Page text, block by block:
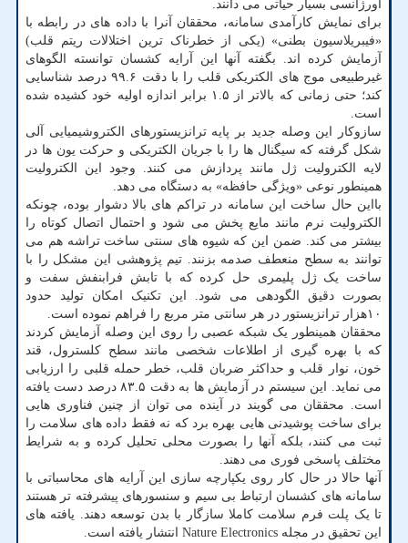
اورژانسی بسیار حیاتی می دانند.
برای نمایش کارآمدی سامانه، محققان آنرا با داده های در رابطه با
«فیبریلاسیون بطنی» (یکی از خطرناک ترین اختلالات ریتم قلب)
آزمایش کرده اند. بگفته آنها این آرایه کشسان توانسته الگوهای
غیرطبیعی موج های الکتریکی قلب را با دقت ۹۹.۶ درصد شناسایی
کند؛ حتی زمانی که بالاتر از ۱.۵ برابر اندازه اولیه خود کشیده شده
است.
سازوکار این وصله جدید بر پایه ترانزیستورهای الکتروشیمیایی آلی
شکل گرفته که سیگنال ها را با جریان الکتریکی و حرکت یون ها در
لایه الکترولیت ژل مانند پردازش می کنند. وجود این الکترولیت
همینطور نوعی «ویژگی حافظه» به دستگاه می دهد.
بااین حال ساخت این سامانه در تراکم های بالا دشوار بوده، چونکه
الکترولیت نرم مانند مایع پخش می شود و احتمال اتصال کوتاه را
بیشتر می کند. ضمن این که شیوه های سنتی ساخت تراشه هم می
توانند به سطح منعطف صدمه بزنند. تیم پژوهشی این مشکل را با
ساخت یک ژل پلیمری حل کرده که با تابش فرابنفش سفت و
بصورت دقیق الگودهی می شود. این تکنیک امکان تولید حدود
۱۰هزار ترانزیستور در هر سانتی متر مربع را فراهم نموده است.
محققان همینطور یک شبکه عصبی را روی این وصله آزمایش کردند
که با بهره گیری از اطلاعات شخصی مانند سطح کلسترول، قند
خون، نوار قلب و حداکثر ضربان قلب، خطر حمله قلبی را ارزیابی
می نماید. این سیستم در آزمایش ها به دقت ۸۳.۵ درصد دست یافته
است. محققان می گویند در آینده می توان از چنین فناوری هایی
برای ساخت پوشیدنی هایی بهره برد که نه فقط داده های سلامت را
ثبت می کنند، بلکه آنها را بصورت محلی تحلیل کرده و به شرایط
مختلف پاسخی فوری می دهند.
آنها حالا در حال کار روی یکپارچه سازی این آرایه های محاسباتی با
سامانه های کشسان ارتباط بی سیم و سنسورهای پیشرفته تر هستند
تا یک پلت فرم سلامت کاملا سازگار با بدن توسعه دهند. یافته های
این تحقیق در مجله Nature Electronics انتشار یافته است.